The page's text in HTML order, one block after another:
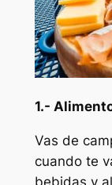
1.-
Vas de
cuando te